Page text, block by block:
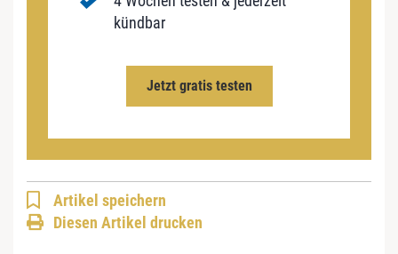
kündbar
Jetzt gratis testen
Artikel speichern
Diesen Artikel drucken